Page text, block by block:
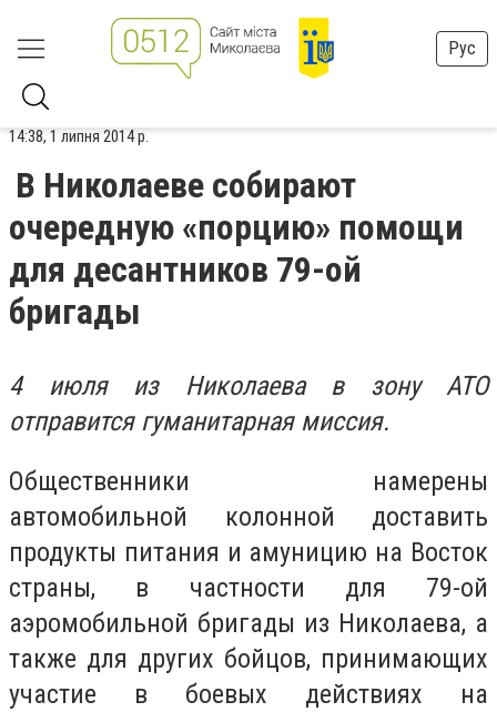
Рус
14:38, 1 липня 2014 р.
В Николаеве собирают
очередную «порцию» помощи
для десантников 79-ой
бригады
4 июля из Николаева в зону АТО
отправится гуманитарная миссия.
Общественники намерены
автомобильной колонной доставить
продукты питания и амуницию на Восток
страны, в частности для 79-ой
аэромобильной бригады из Николаева, а
также для других бойцов, принимающих
участие в боевых действиях на